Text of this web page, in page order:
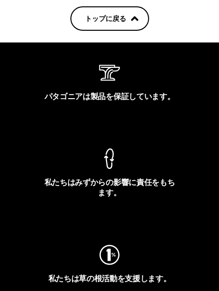
トップに戻る
パタゴニアは製品を保証しています。
私たちはみずからの影響に責任をもち
ます。
私たちは草の根活動を支援します。